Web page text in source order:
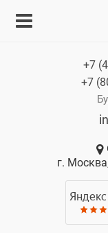
+7
+7
г.
Яндекс